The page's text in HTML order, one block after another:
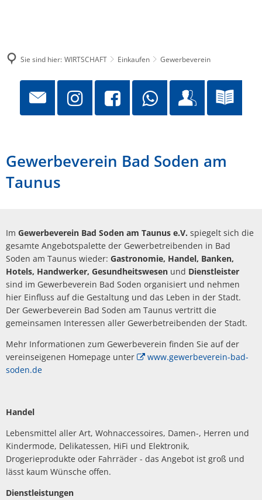
Sie sind hier: WIRTSCHAFT Einkaufen Gewerbeverein
Gewerbeverein Bad Soden am
Taunus
Im Gewerbeverein Bad Soden am Taunus e.V. spiegelt sich die
gesamte Angebotspalette der Gewerbetreibenden in Bad
Soden am Taunus wieder: Gastronomie, Handel, Banken,
Hotels, Handwerker, Gesundheitswesen und Dienstleister
sind im Gewerbeverein Bad Soden organisiert und nehmen
hier Einfluss auf die Gestaltung und das Leben in der Stadt.
Der Gewerbeverein Bad Soden am Taunus vertritt die
gemeinsamen Interessen aller Gewerbetreibenden der Stadt.
Mehr Informationen zum Gewerbeverein finden Sie auf der
vereinseigenen Homepage unter
www.gewerbeverein-bad-
soden.de
Handel
Lebensmittel aller Art, Wohnaccessoires, Damen-, Herren und
Kindermode, Delikatessen, HiFi und Elektronik,
Drogerieprodukte oder Fahrräder - das Angebot ist groß und
lässt kaum Wünsche offen.
Dienstleistungen